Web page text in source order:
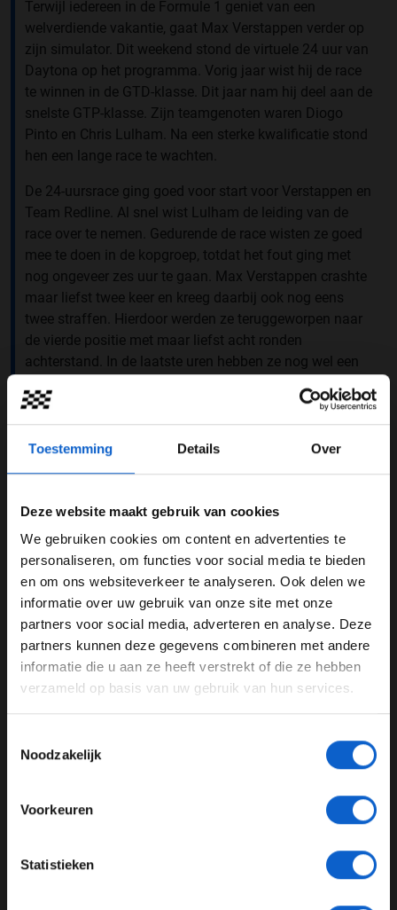
Toestemming Details Over
Deze website maakt gebruik van cookies
We gebruiken cookies om content en advertenties te
personaliseren, om functies voor social media te bieden
en om ons websiteverkeer te analyseren. Ook delen we
informatie over uw gebruik van onze site met onze
partners voor social media, adverteren en analyse. Deze
partners kunnen deze gegevens combineren met andere
informatie die u aan ze heeft verstrekt of die ze hebben
verzameld op basis van uw gebruik van hun services.
Noodzakelijk
Voorkeuren
Statistieken
Terwijl iedereen in de Formule 1 geniet van een
welverdiende vakantie, gaat Max Verstappen verder op
zijn simulator. Dit weekend stond de virtuele 24 uur van
Daytona op het programma. Vorig jaar wist hij de race
te winnen in de GTD-klasse. Dit jaar nam hij deel aan de
snelste GTP-klasse. Zijn teamgenoten waren Diogo
Pinto en Chris Lulham. Na een sterke kwalificatie stond
hen een lange race te wachten.
De 24-uursrace ging goed voor start voor Verstappen en
Team Redline. Al snel wist Lulham de leiding van de
race over te nemen. Gedurende de race wisten ze goed
mee te doen in de kopgroep, totdat het fout ging met
nog ongeveer zes uur te gaan. Max Verstappen crashte
maar liefst twee keer en kreeg daarbij ook nog eens
twee straffen. Hierdoor werden ze teruggeworpen naar
de vierde positie met maar liefst acht ronden
achterstand. In de laatste uren hebben ze nog wel een
genoeg om een podiumplek op te eisen.
Dit bericht op Instagram bekijken
WELKOM BIJ GRAND PRIX RADIO
Ben je 24 jaar of ouder?
Pas je advertentie instellingen aan en klik hieronder om
door te gaan naar de website!
Advertentie instellingen